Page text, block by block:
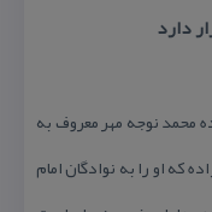
دارد
محمد نوجه مهر معروف به
كه او را به نوادگان امام